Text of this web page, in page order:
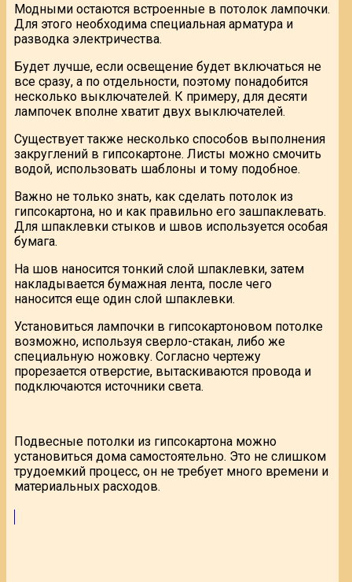
Модными остаются встроенные в потолок лампочки.
Для этого необходима специальная арматура и
разводка электричества.
Будет лучше, если освещение будет включаться не
все сразу, а по отдельности, поэтому понадобится
несколько выключателей. К примеру, для десяти
лампочек вполне хватит двух выключателей.
Существует также несколько способов выполнения
закруглений в гипсокартоне. Листы можно смочить
водой, использовать шаблоны и тому подобное.
Важно не только знать, как сделать потолок из
гипсокартона, но и как правильно его зашпаклевать.
Для шпаклевки стыков и швов используется особая
бумага.
На шов наносится тонкий слой шпаклевки, затем
накладывается бумажная лента, после чего
наносится еще один слой шпаклевки.
Установиться лампочки в гипсокартоновом потолке
возможно, используя сверло-стакан, либо же
специальную ножовку. Согласно чертежу
прорезается отверстие, вытаскиваются провода и
подключаются источники света.
Подвесные потолки из гипсокартона можно
установиться дома самостоятельно. Это не слишком
трудоемкий процесс, он не требует много времени и
материальных расходов.